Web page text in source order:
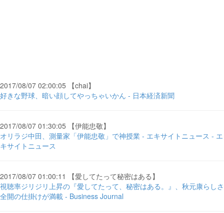
2017/08/07 02:00:05 【chai】
好きな野球、暗い顔してやっちゃいかん - 日本経済新聞
2017/08/07 01:30:05 【伊能忠敬】
オリラジ中田、測量家「伊能忠敬」で神授業 - エキサイトニュース - エ
キサイトニュース
2017/08/07 01:00:11 【愛してたって秘密はある】
視聴率ジリジリ上昇の『愛してたって、秘密はある。』、秋元康らしさ
全開の仕掛けが満載 - Business Journal